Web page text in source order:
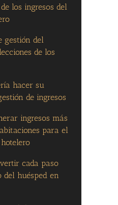
los ingresos del
gestión del
de los
hacer su
de ingresos
ingresos más
para el
cada paso
del huésped en